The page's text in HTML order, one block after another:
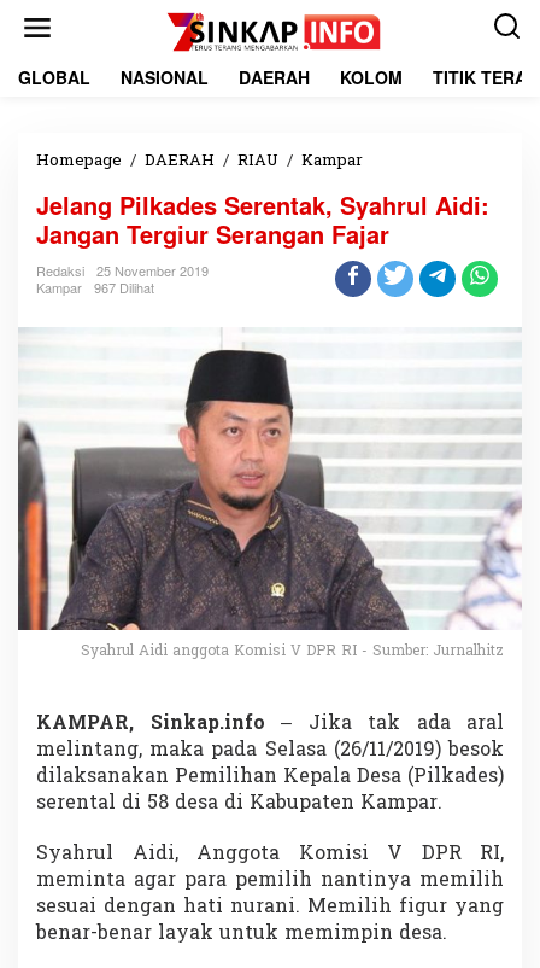
GLOBAL NASIONAL DAERAH KOLOM TITIK
Homepage / DAERAH / RIAU / Kampar
l
a
n
g
P
e
s
S
e
r
e
n
t
a
k
h
r
u
l
A
d
i
:
a
Jelang Pilkades Serentak, Syahrul Aidi:
Jangan Tergiur Serangan Fajar
Redaksi
25 November 2019
Kampar
967 Dilihat
Syahrul Aidi anggota Komisi V DPR RI - Sumber: Jurnalhitz
KAMPAR, Sinkap.info – Jika tak ada aral
melintang, maka pada Selasa (26/11/2019) besok
dilaksanakan Pemilihan Kepala Desa (Pilkades)
serental di 58 desa di Kabupaten Kampar.
Syahrul Aidi, Anggota Komisi V DPR RI,
meminta agar para pemilih nantinya memilih
sesuai dengan hati nurani. Memilih figur yang
benar-benar layak untuk memimpin desa.